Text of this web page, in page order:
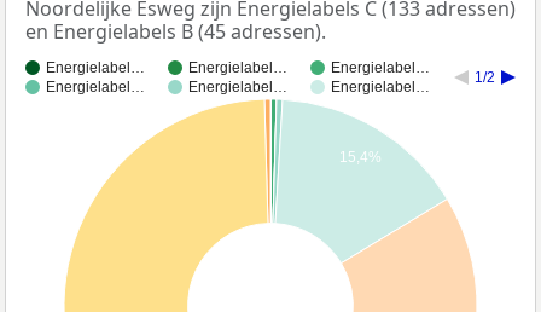
Noordelijke Esweg zijn Energielabels C (133 adressen)
en Energielabels B (45 adressen).
Energielabel… Energielabel…
Energielabel…
Energielabel…
Energielabel… Energielabel…
1/2
15,4%